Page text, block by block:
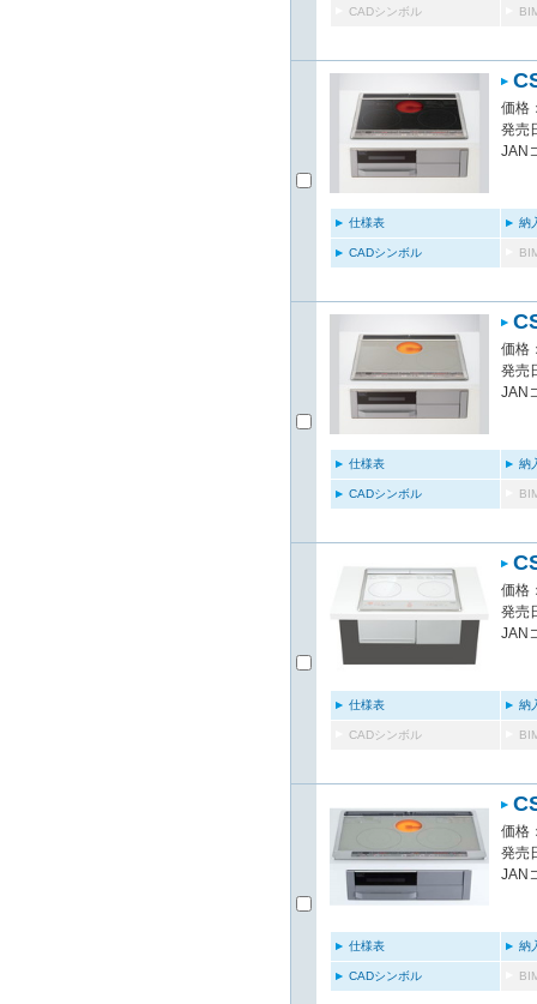
CADシンボル
価格
発売
JAN
仕様表 納
CADシンボル
価格
発売
JAN
仕様表 納
CADシンボル
価格
発売
JAN
仕様表 納
CADシンボル
価格
発売
JAN
仕様表 納
CADシンボル